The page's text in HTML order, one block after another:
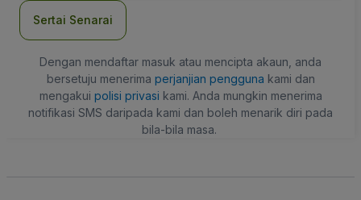
Sertai Senarai
Dengan mendaftar masuk atau mencipta akaun, anda
bersetuju menerima perjanjian pengguna kami dan
mengakui polisi privasi kami. Anda mungkin menerima
notifikasi SMS daripada kami dan boleh menarik diri pada
bila-bila masa.